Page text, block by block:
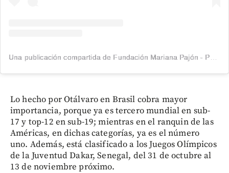
Lo hecho por Otálvaro en Brasil cobra mayor
importancia, porque ya es tercero mundial en sub-
17 y top-12 en sub-19; mientras en el ranquin de las
Américas, en dichas categorías, ya es el número
uno. Además, está clasificado a los Juegos Olímpicos
de la Juventud Dakar, Senegal, del 31 de octubre al
13 de noviembre próximo.